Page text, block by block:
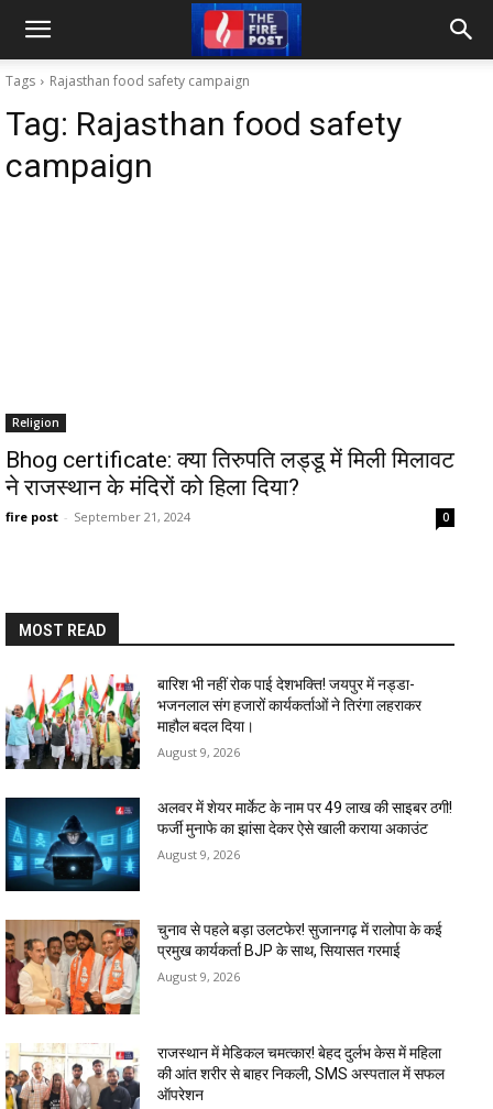
Tags Rajasthan food safety campaign
Tag: Rajasthan food safety
campaign
Religion
Bhog certificate: क्या तिरुपति लड्डू में मिली मिलावट
ने राजस्थान के मंदिरों को हिला दिया?
fire post - September 21, 2024 0
MOST READ
बारिश भी नहीं रोक पाई देशभक्ति! जयपुर में नड्डा-
भजनलाल संग हजारों कार्यकर्ताओं ने तिरंगा लहराकर
माहौल बदल दिया।
August 9, 2026
अलवर में शेयर मार्केट के नाम पर 49 लाख की साइबर ठगी!
फर्जी मुनाफे का झांसा देकर ऐसे खाली कराया अकाउंट
August 9, 2026
चुनाव से पहले बड़ा उलटफेर! सुजानगढ़ में रालोपा के कई
प्रमुख कार्यकर्ता BJP के साथ, सियासत गरमाई
August 9, 2026
राजस्थान में मेडिकल चमत्कार! बेहद दुर्लभ केस में महिला
की आंत शरीर से बाहर निकली, SMS अस्पताल में सफल
ऑपरेशन